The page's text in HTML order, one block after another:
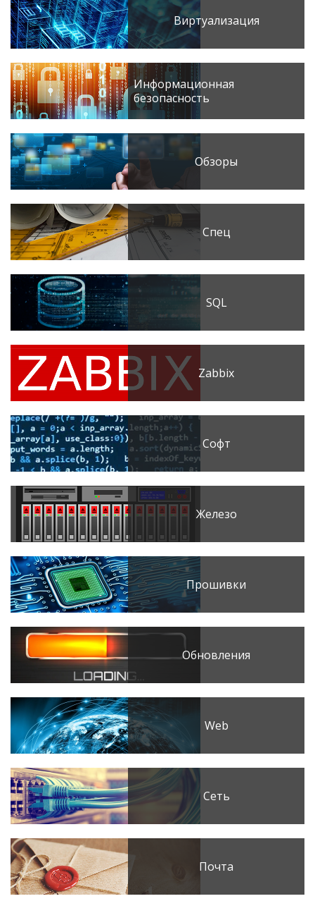
Виртуализация
Информационная
безопасность
Обзоры
Спец
SQL
Zabbix
Софт
Железо
Прошивки
Обновления
Web
Сеть
Почта